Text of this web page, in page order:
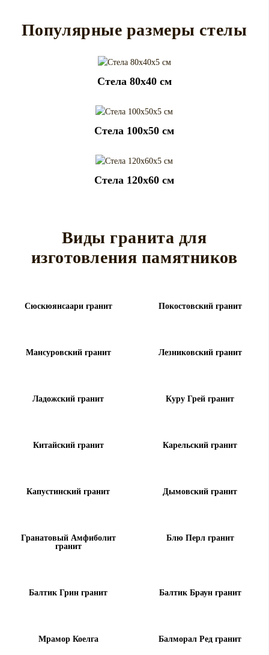
Популярные размеры стелы
Cтела 80x40 см
Cтела 100x50 см
Cтела 120x60 см
Виды гранита для
изготовления памятников
Сюскюянсаари гранит Покостовский гранит
Мансуровский гранит Лезниковский гранит
Ладожский гранит Куру Грей гранит
Китайский гранит Карельский гранит
Капустинский гранит Дымовский гранит
Гранатовый Амфиболит
гранит
Блю Перл гранит
Балтик Грин гранит Балтик Браун гранит
Мрамор Коелга Балморал Ред гранит